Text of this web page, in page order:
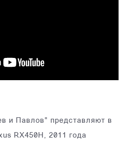
и Павлов" представляют в
RX450H, 2011 года